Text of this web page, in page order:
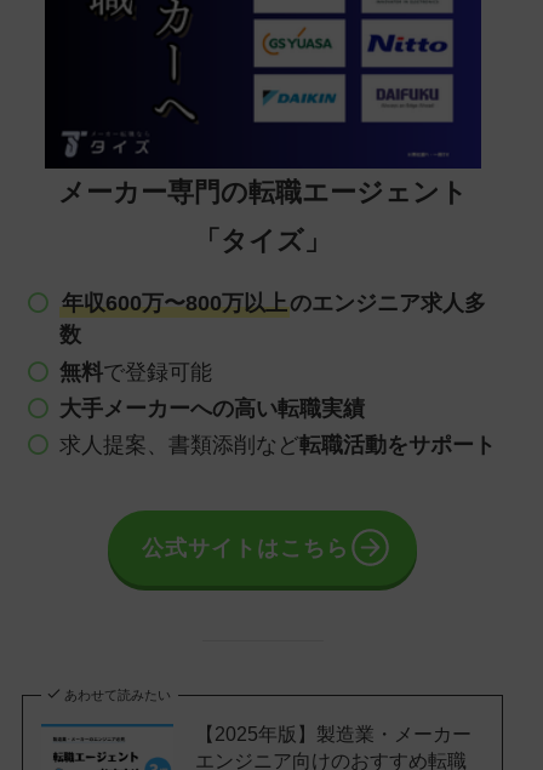
メーカー専門の転職エージェント
「タイズ」
年収600万〜800万以上のエンジニア求人多
数
無料で登録可能
大手メーカーへの高い転職実績
求人提案、書類添削など転職活動をサポート
公式サイトはこちら
あわせて読みたい
【2025年版】製造業・メーカー
エンジニア向けのおすすめ転職